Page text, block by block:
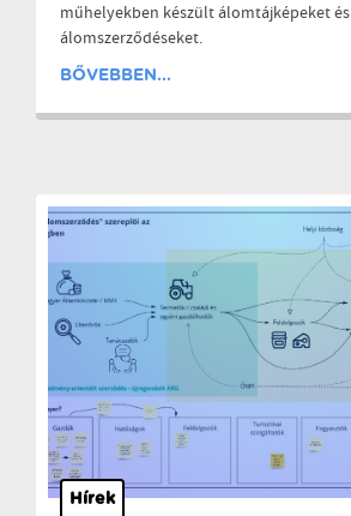
műhelyekben készült álomtájképeket és
álomszerződéseket.
BŐVEBBEN...
Hírek